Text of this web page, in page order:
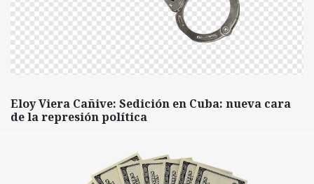
Eloy Viera Cañive: Sedición en Cuba: nueva cara
de la represión política